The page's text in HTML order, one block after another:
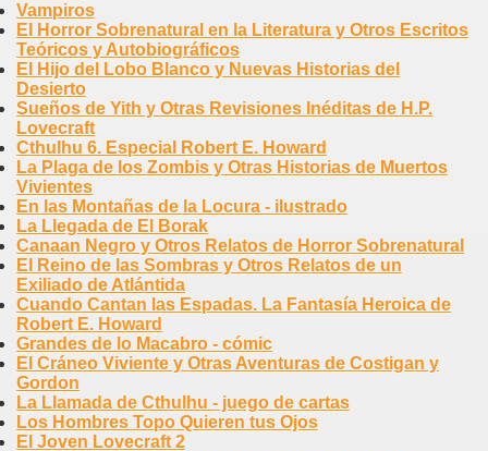
Vampiros
El Horror Sobrenatural en la Literatura y Otros Escritos
Teóricos y Autobiográficos
El Hijo del Lobo Blanco y Nuevas Historias del
Desierto
Sueños de Yith y Otras Revisiones Inéditas de H.P.
Lovecraft
Cthulhu 6. Especial Robert E. Howard
La Plaga de los Zombis y Otras Historias de Muertos
Vivientes
En las Montañas de la Locura - ilustrado
La Llegada de El Borak
Canaan Negro y Otros Relatos de Horror Sobrenatural
El Reino de las Sombras y Otros Relatos de un
Exiliado de Atlántida
Cuando Cantan las Espadas. La Fantasía Heroica de
Robert E. Howard
Grandes de lo Macabro - cómic
El Cráneo Viviente y Otras Aventuras de Costigan y
Gordon
La Llamada de Cthulhu - juego de cartas
Los Hombres Topo Quieren tus Ojos
El Joven Lovecraft 2